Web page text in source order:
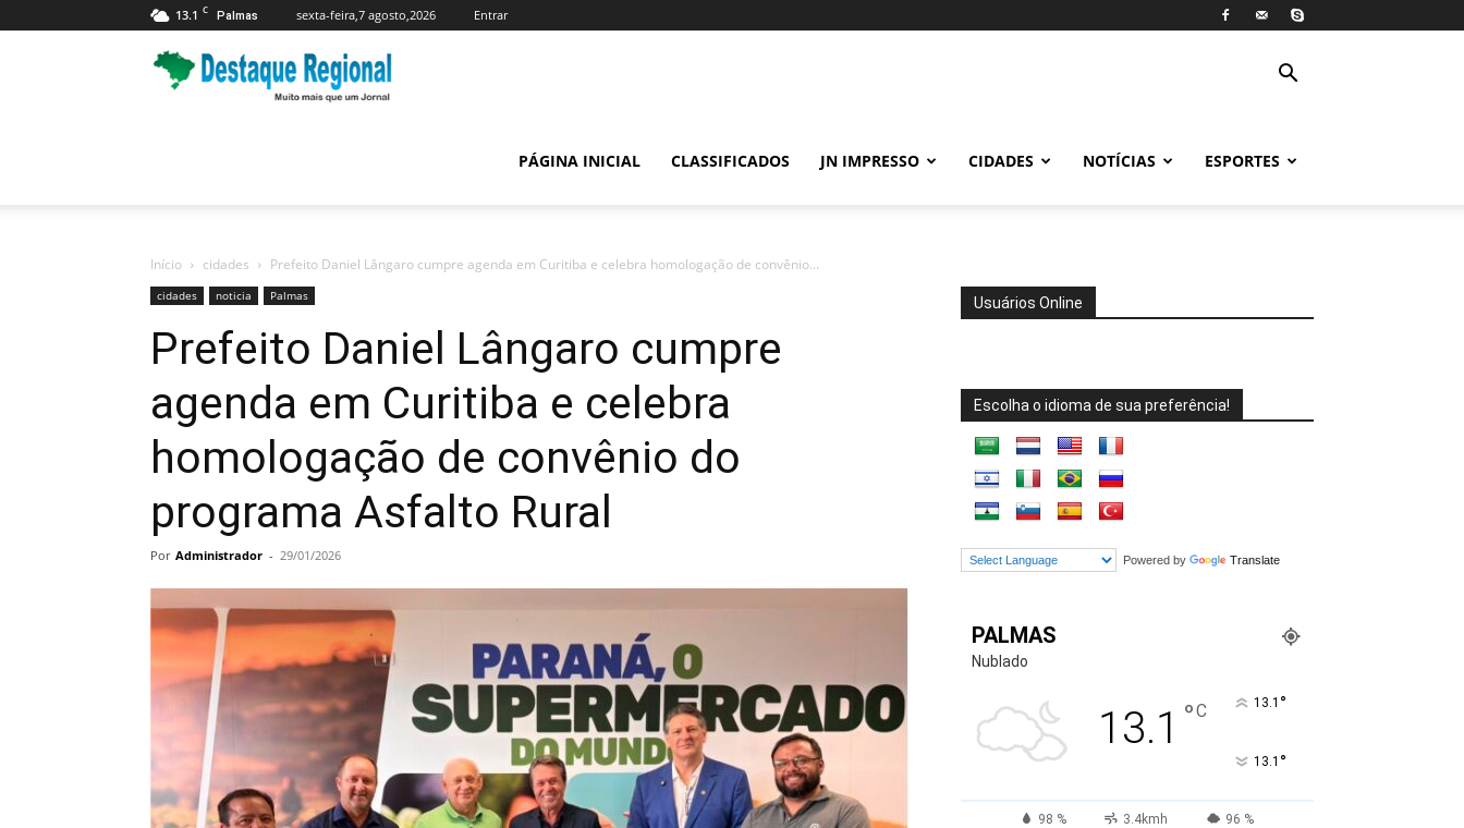
13.1 C Palmas sexta-feira,7 agosto,2026 Entrar
PÁGINA INICIAL CLASSIFICADOS JN IMPRESSO CIDADES NOTÍCIAS ESPORTES
Início cidades Prefeito Daniel Lângaro cumpre agenda em Curitiba e celebra homologação de convênio...
cidades noticia Palmas
Prefeito Daniel Lângaro cumpre
agenda em Curitiba e celebra
homologação de convênio do
programa Asfalto Rural
Por Administrador - 29/01/2026
Usuários Online
Escolha o idioma de sua preferência!
Powered by Translate
PALMAS
Nublado
13.1 °C 13.1 °
13.1 °
98 % 3.4kmh 96 %